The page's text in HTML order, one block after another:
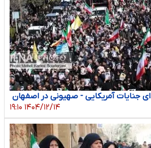
جنایات آمریکایی - صهیونی در اصفهان
۱۴۰۴/۱۲/۱۴ ۱۹:۱۰